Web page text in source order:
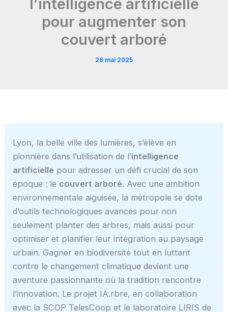
l’intelligence artificielle
pour augmenter son
couvert arboré
26 mai 2025
Lyon, la belle ville des lumières, s’élève en
pionnière dans l’utilisation de l’intelligence
artificielle pour adresser un défi crucial de son
époque : le couvert arboré. Avec une ambition
environnementale aiguisée, la métropole se dote
d’outils technologiques avancés pour non
seulement planter des arbres, mais aussi pour
optimiser et planifier leur intégration au paysage
urbain. Gagner en biodiversité tout en luttant
contre le changement climatique devient une
aventure passionnante où la tradition rencontre
l’innovation. Le projet IA.rbre, en collaboration
avec la SCOP TelesCoop et le laboratoire LIRIS de